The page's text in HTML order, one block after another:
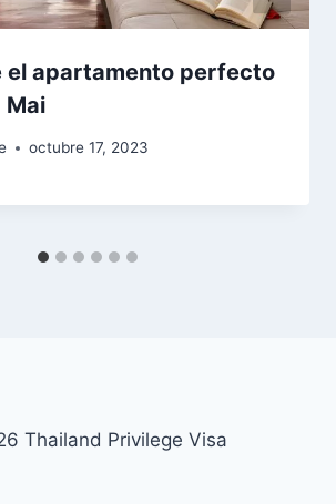
el apartamento perfecto
Mai
octubre 17, 2023
Thailand Privilege Visa